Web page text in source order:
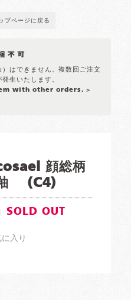
プページに戻る
はできません。複数回ご注文
生いたします。
with other orders. >
顔総柄
(C4)
SOLD OUT
入り